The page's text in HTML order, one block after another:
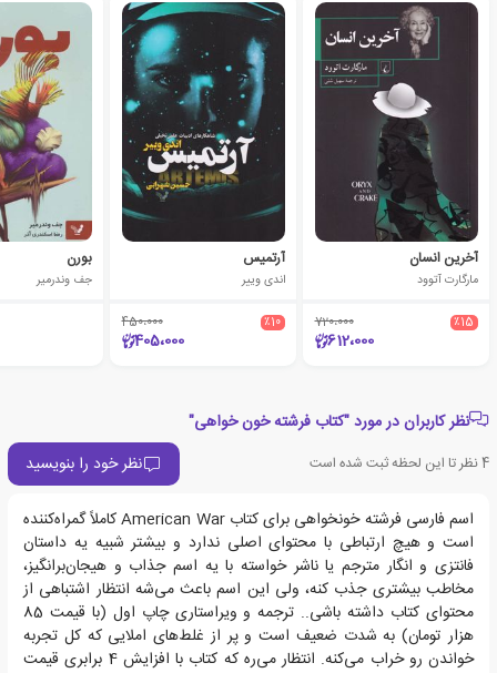
آخرین انسان
مارگارت آتوود
٪15 720،000
612،000
آرتمیس
اندی وییر
٪10 450،000
405،000
بورن
جف وندرمیر
نظر کاربران در مورد "کتاب فرشته خون خواهی"
4 نظر تا این لحظه ثبت شده است نظر خود را بنویسید
اسم فارسی فرشته خونخواهی برای کتاب American War کاملاً گمراه‌کننده
است و هیچ ارتباطی با محتوای اصلی ندارد و بیشتر شبیه یه داستان
فانتزی و انگار مترجم یا ناشر خواسته با یه اسم جذاب و هیجان‌برانگیز،
مخاطب بیشتری جذب کنه، ولی این اسم باعث می‌شه انتظار اشتباهی از
محتوای کتاب داشته باشی.. ترجمه و ویراستاری چاپ اول (با قیمت 85
هزار تومان) به شدت ضعیف است و پر از غلط‌های املایی که کل تجربه
خواندن رو خراب می‌کنه. انتظار می‌ره که کتاب با افزایش 4 برابری قیمت